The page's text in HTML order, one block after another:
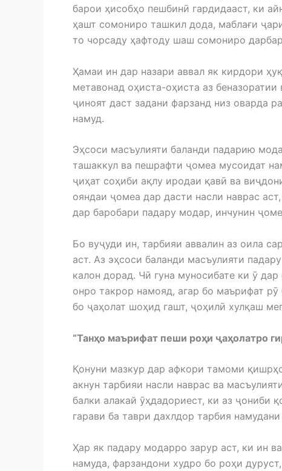
барои ҳисобҳо пешбинӣ гардидааст, ки
ҳашт сомониро ташкил дода, маблағи
то чорсаду ҳафтоду шаш сомониро
Ҳамаи ин дар назари аввал як кирдори
метавонад оҳиста-оҳиста аз
ҷиноят даст задани фарзанд низ оварда
намуд.
Эҳсоси масъулияти баланди падарию
ташаккул ва пешрафти ҷомеа мусоидат
ҷиҳат соҳиби ақлу иродаи қавӣ ва
ояндаи ҷомеа дар дасти насли наврас
дар баробари падару модар, инчунин
Бо вуҷуди ин, тарбияи аввалин аз оила
аст. Аз эҳсоси баланди масъулияти
калон дорад. Чӣ гуна муносибате ки ӯ
онро такрор намояд, агар бо маърифат
бо ҷаҳолат шоҳид гашт, ҷоҳилӣ хулқаш
“Танҳо маърифат пеши роҳи ҷаҳолатро
Қонуни мазкур дар афкори тамоми
акнун тарбияи насли наврас ва
балки алакай ӯҳдадориест, ки аз ҷониби
гарави ба таври дахлдор тарбия
Ҳар як падару модарро зарур аст, ки ин
намуда, фарзандони худро бо роҳи